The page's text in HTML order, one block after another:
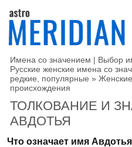
Имена со значением | Выбор
Русские женские имена со
редкие, популярные »
происхождения
ТОЛКОВАНИЕ И
АВДОТЬЯ
Что означает имя Авдотья